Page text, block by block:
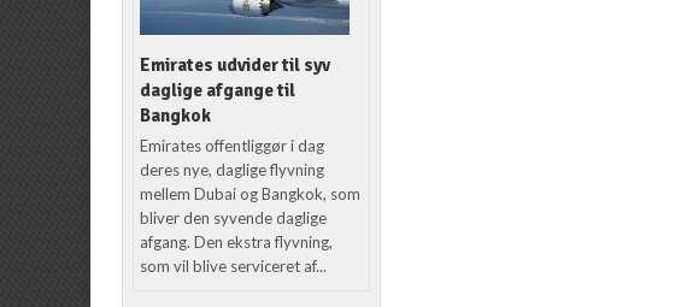
Emirates udvider til syv
daglige afgange til
Bangkok
Emirates offentliggør i dag
deres nye, daglige flyvning
mellem Dubai og Bangkok, som
bliver den syvende daglige
afgang. Den ekstra flyvning,
som vil blive serviceret af...